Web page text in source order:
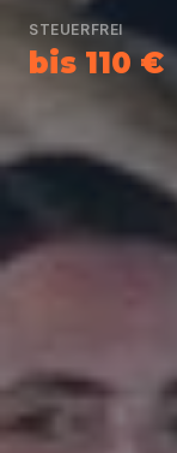
STEUERFREI
bis 110 €